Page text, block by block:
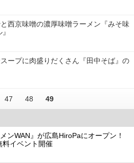
と西京味噌の濃厚味噌ラーメン『みそ味
スープに肉盛りだくさん『田中そば』の
47 48 49
ンWAN』が広島HiroPaにオープン！
料イベント開催